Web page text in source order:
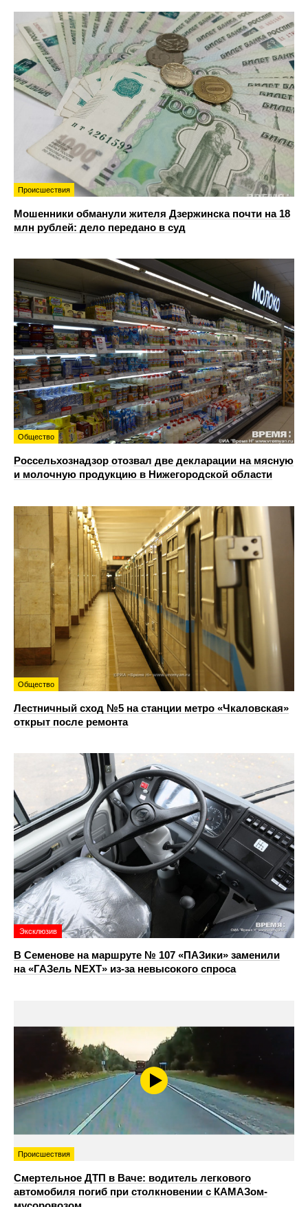
Происшествия
Мошенники обманули жителя Дзержинска почти на 18
млн рублей: дело передано в суд
Общество
Россельхознадзор отозвал две декларации на мясную
и молочную продукцию в Нижегородской области
Общество
Лестничный сход №5 на станции метро «Чкаловская»
открыт после ремонта
Эксклюзив
В Семенове на маршруте № 107 «ПАЗики» заменили
на «ГАЗель NEXT» из‑за невысокого спроса
Происшествия
Смертельное ДТП в Ваче: водитель легкового
автомобиля погиб при столкновении с КАМАЗом-